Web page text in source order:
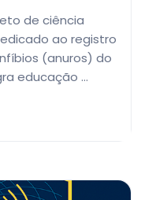
de ciência
ao registro
(anuros) do
educação …